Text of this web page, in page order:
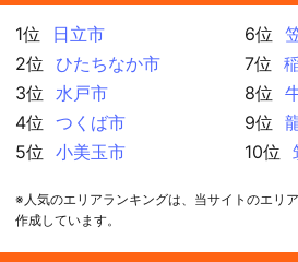
1位
日立市
2位
ひたちなか市
3位
水戸市
4位
つくば市
5位
小美玉市
6位
7位
8位
9位
10位
※人気のエリアランキングは、当サイトのエリ
作成しています。